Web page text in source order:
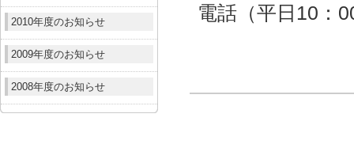
2010年度のお知らせ
2009年度のお知らせ
2008年度のお知らせ
電話（平日10：